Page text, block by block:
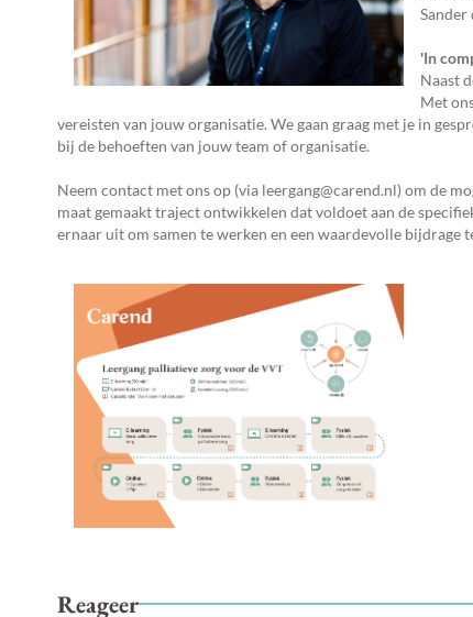
Sander
'In
Naast
Met
vereisten van jouw organisatie. We gaan graag met je in
bij de behoeften van jouw team of organisatie.
Neem contact met ons op (via leergang@carend.nl) om de
maat gemaakt traject ontwikkelen dat voldoet aan de
ernaar uit om samen te werken en een waardevolle
Reageer